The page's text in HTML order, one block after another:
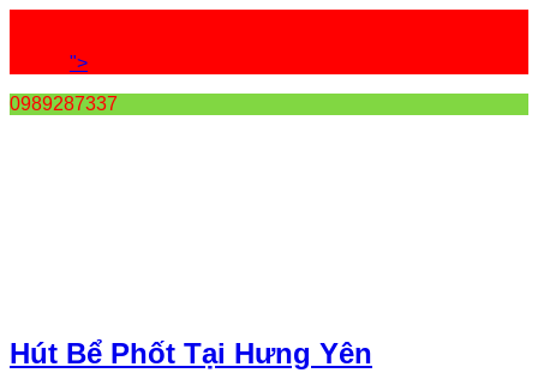
">
0989287337
Hút Bể Phốt Tại Hưng Yên